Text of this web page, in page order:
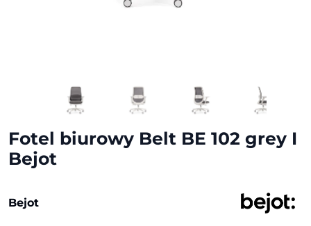
Fotel biurowy Belt BE 102 grey I
Bejot
Bejot